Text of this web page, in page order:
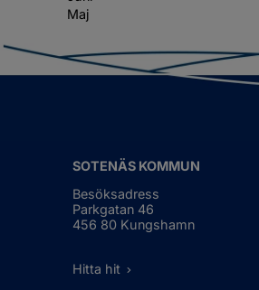
Maj
SOTENÄS KOMMUN
Besöksadress
Parkgatan 46
456 80 Kungshamn
Hitta hit